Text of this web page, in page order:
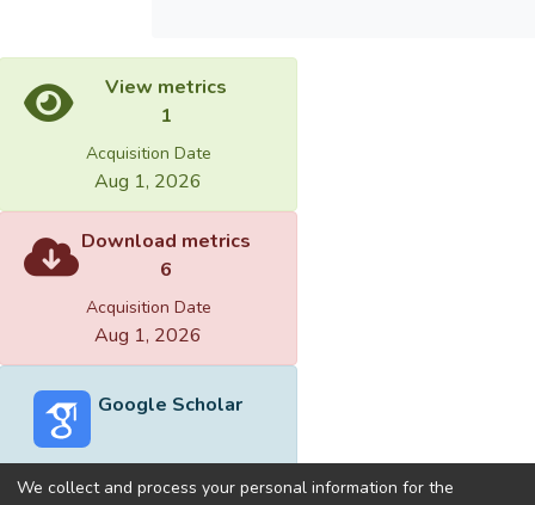
View metrics
1
Acquisition Date
Aug 1, 2026
Download metrics
6
Acquisition Date
Aug 1, 2026
Google Scholar
We collect and process your personal information for the